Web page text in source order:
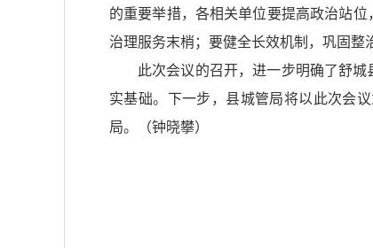
的重要举措，各相关单位要提高政治站
治理服务末梢；要健全长效机制，巩固整
此次会议的召开，进一步明确了舒
实基础。下一步，县城管局将以此次会
局。（钟晓攀）